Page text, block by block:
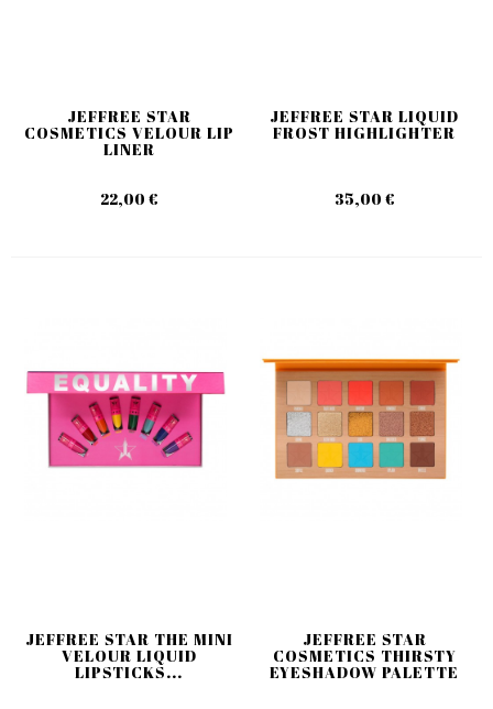
JEFFREE STAR
COSMETICS VELOUR LIP
LINER
22,00 €
JEFFREE STAR LIQUID
FROST HIGHLIGHTER
35,00 €
JEFFREE STAR THE MINI
VELOUR LIQUID
LIPSTICKS...
JEFFREE STAR
COSMETICS THIRSTY
EYESHADOW PALETTE